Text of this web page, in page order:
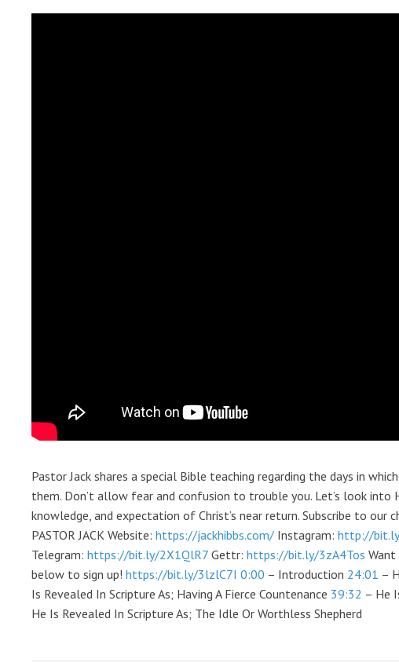
Pastor Jack shares a special Bible teaching regarding the days in
them. Don’t allow fear and confusion to trouble you. Let’s look into
knowledge, and expectation of Christ’s near return. Subscribe to our
PASTOR JACK Website: https://jackhibbs.com/ Instagram: http://
Telegram: https://bit.ly/2X1QlR7 Gettr: https://bit.ly/3zA4Tos
below to sign up! https://bit.ly/3lzlC7I 0:00 – Introduction 24:01 –
Is Revealed In Scripture As; Having A Fierce Countenance 39:32 – He
He Is Revealed In Scripture As; The Idle Or Worthless Shepherd